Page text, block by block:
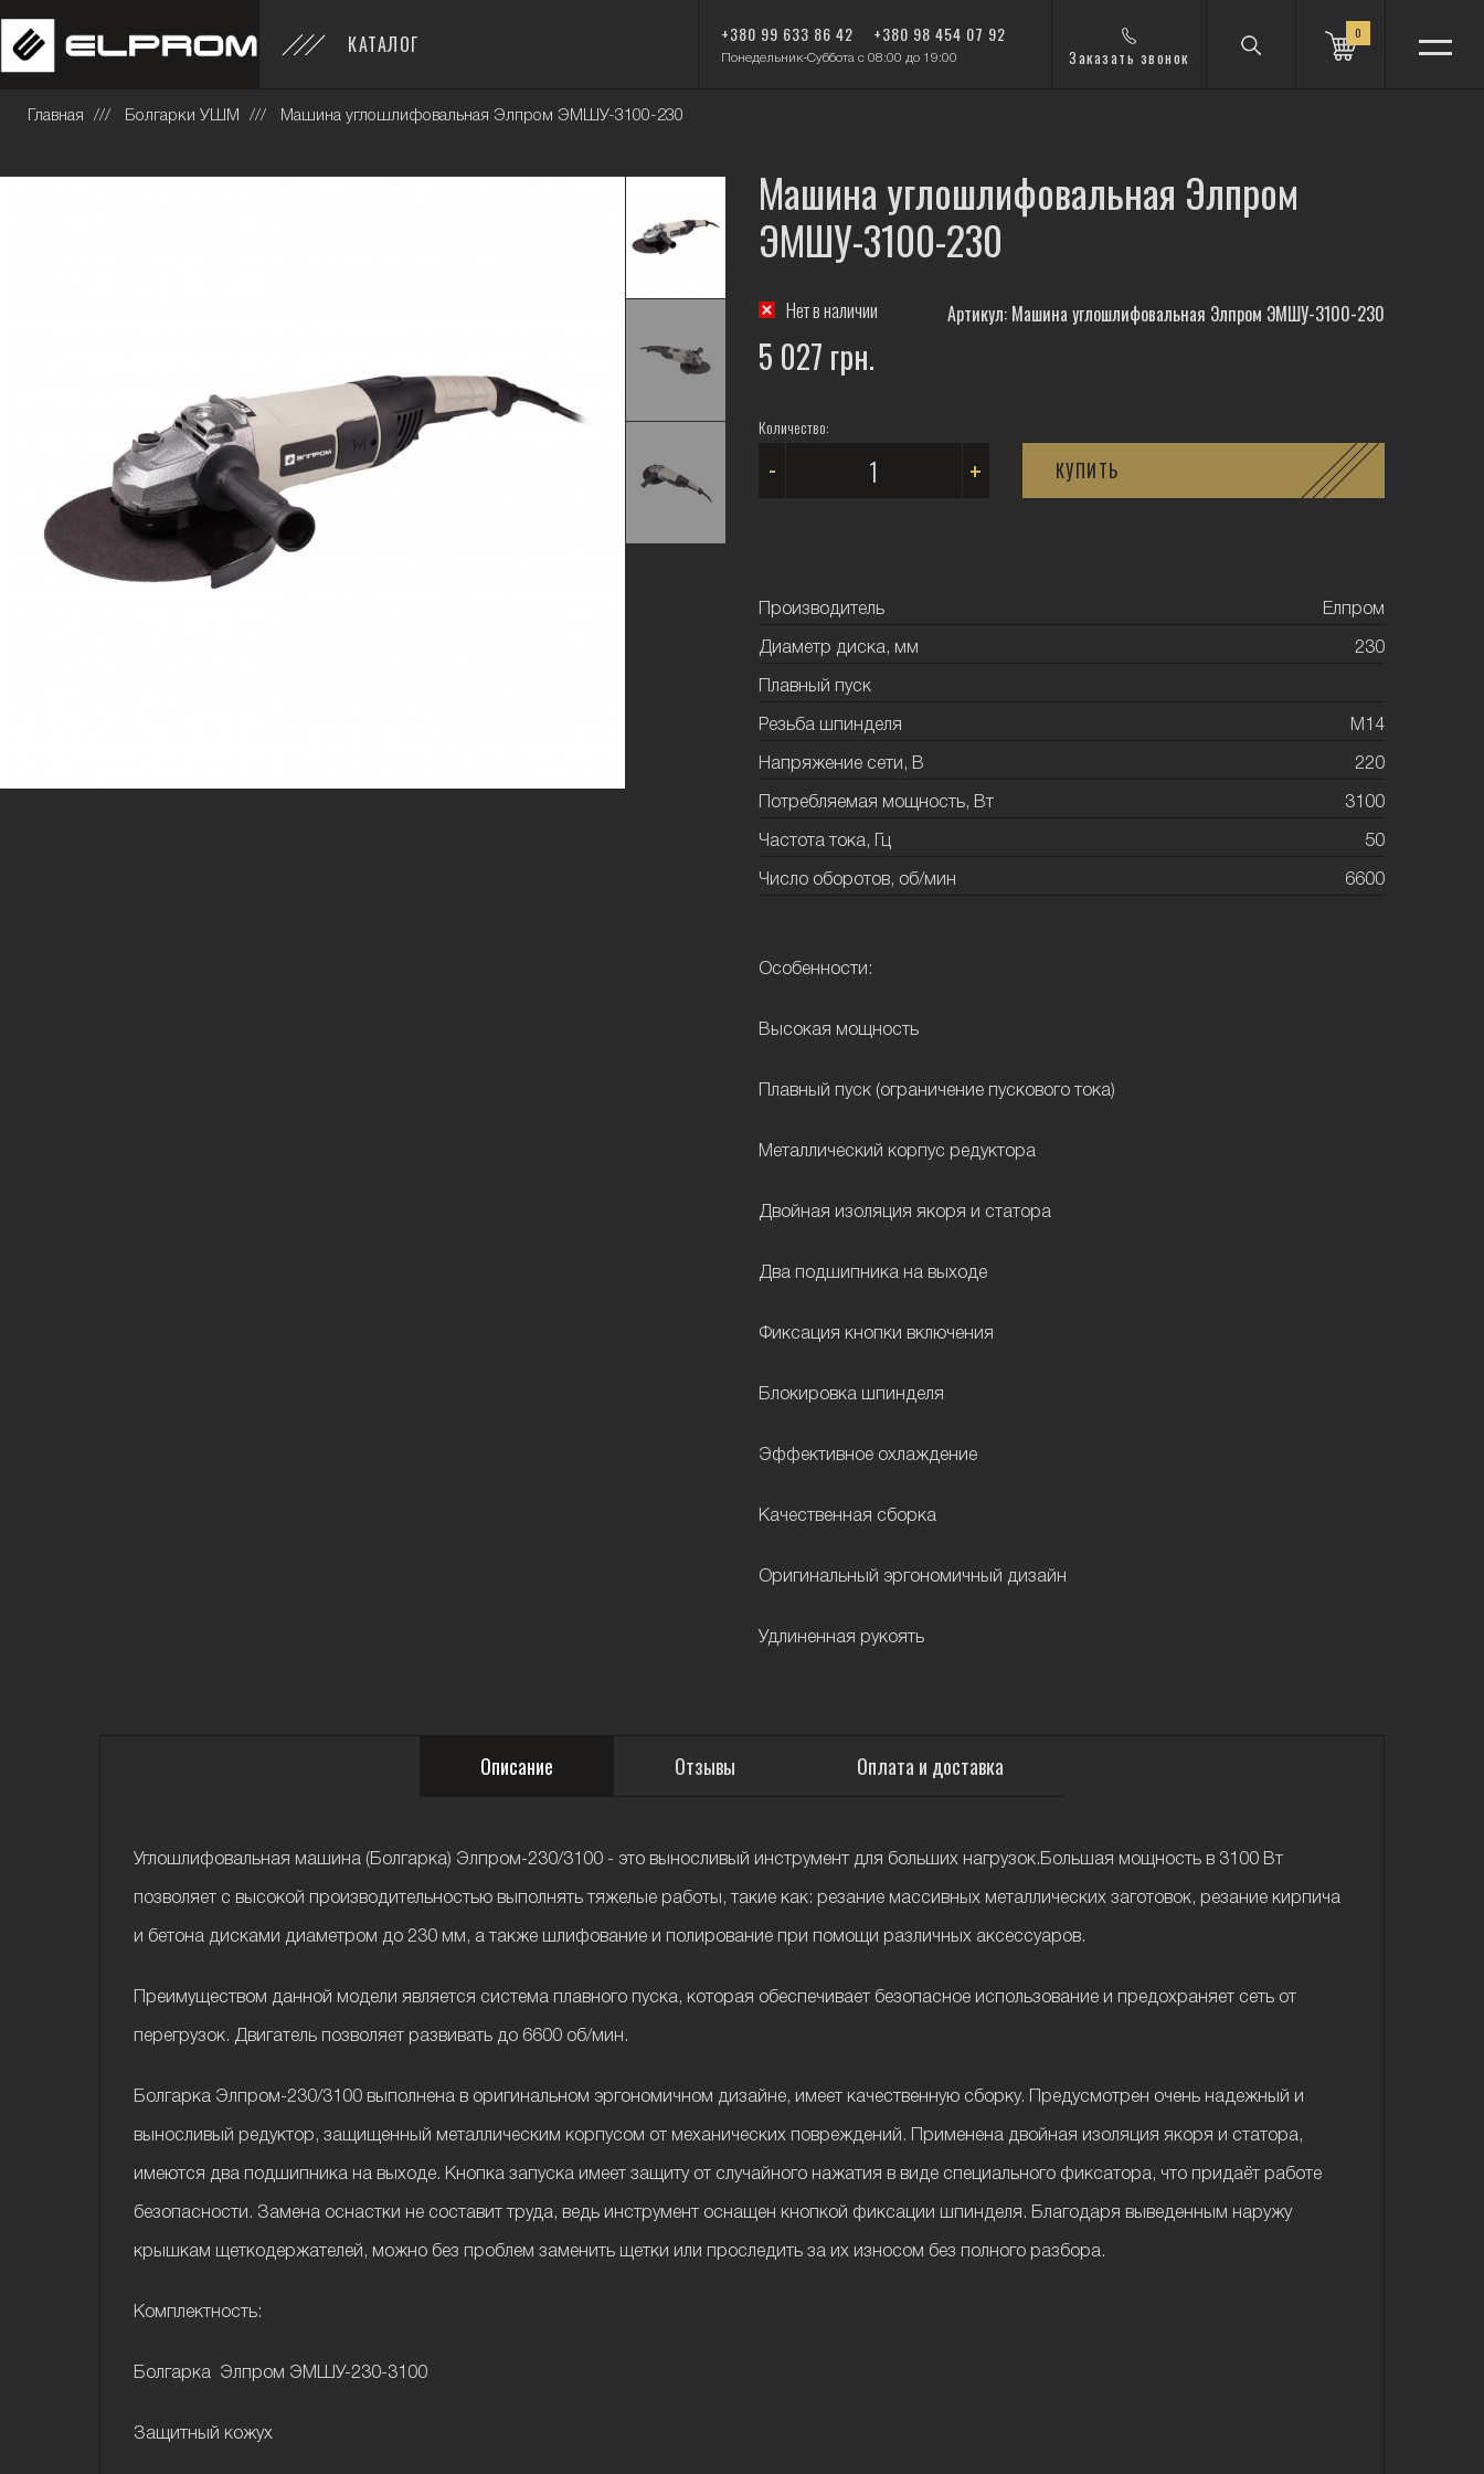
КАТАЛОГ +380 99 633 86 42 +380 98 454 07 92
Понедельник-Суббота с 08:00 до 19:00 Заказать звонок
0
Главная Болгарки УШМ Машина углошлифовальная Элпром ЭМШУ-3100-230
Машина углошлифовальная Элпром
ЭМШУ-3100-230
Нет в наличии Артикул: Машина углошлифовальная Элпром ЭМШУ-3100-230
5 027 грн.
Количество:
- + КУПИТЬ
Производитель Елпром
Диаметр диска, мм 230
Плавный пуск
Резьба шпинделя М14
Напряжение сети, В 220
Потребляемая мощность, Вт 3100
Частота тока, Гц 50
Число оборотов, об/мин 6600
Особенности:
Высокая мощность
Плавный пуск (ограничение пускового тока)
Металлический корпус редуктора
Двойная изоляция якоря и статора
Два подшипника на выходе
Фиксация кнопки включения
Блокировка шпинделя
Эффективное охлаждение
Качественная сборка
Оригинальный эргономичный дизайн
Удлиненная рукоять
Описание Отзывы Оплата и доставка
Углошлифовальная машина (Болгарка) Элпром-230/3100 - это выносливый инструмент для больших нагрузок.Большая мощность в 3100 Вт
позволяет с высокой производительностью выполнять тяжелые работы, такие как: резание массивных металлических заготовок, резание кирпича
и бетона дисками диаметром до 230 мм, а также шлифование и полирование при помощи различных аксессуаров.
Преимуществом данной модели является система плавного пуска, которая обеспечивает безопасное использование и предохраняет сеть от
перегрузок. Двигатель позволяет развивать до 6600 об/мин.
Болгарка Элпром-230/3100 выполнена в оригинальном эргономичном дизайне, имеет качественную сборку. Предусмотрен очень надежный и
выносливый редуктор, защищенный металлическим корпусом от механических повреждений. Применена двойная изоляция якоря и статора,
имеются два подшипника на выходе. Кнопка запуска имеет защиту от случайного нажатия в виде специального фиксатора, что придаёт работе
безопасности. Замена оснастки не составит труда, ведь инструмент оснащен кнопкой фиксации шпинделя. Благодаря выведенным наружу
крышкам щеткодержателей, можно без проблем заменить щетки или проследить за их износом без полного разбора.
Комплектность:
Болгарка Элпром ЭМШУ-230-3100
Защитный кожух